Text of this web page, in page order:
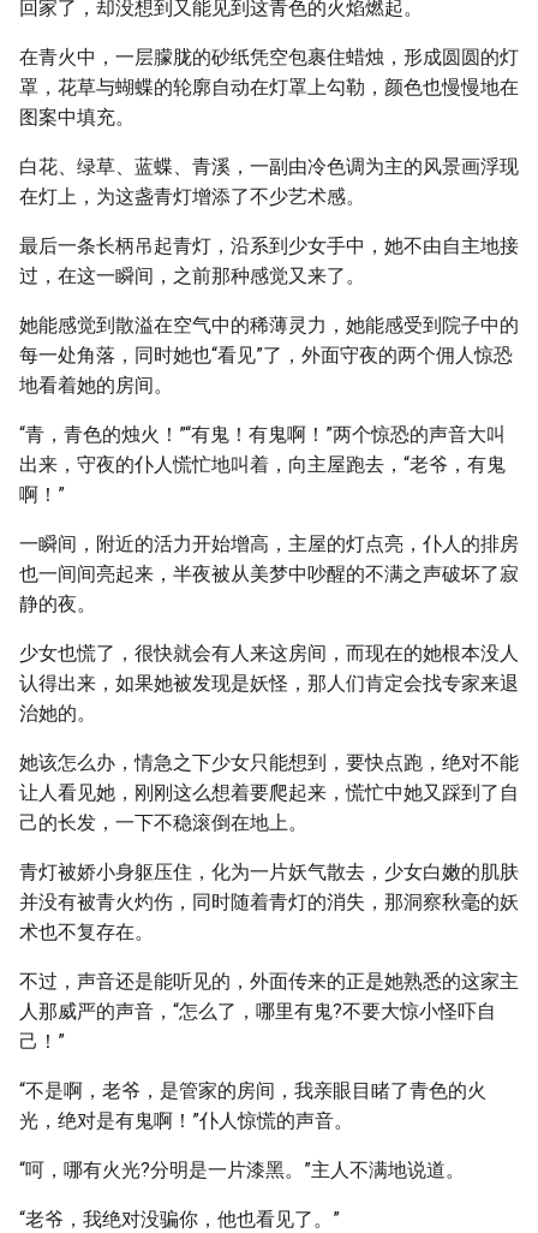
回家了，却没想到又能见到这青色的火焰燃起。
在青火中，一层朦胧的砂纸凭空包裹住蜡烛，形成圆圆的灯
罩，花草与蝴蝶的轮廓自动在灯罩上勾勒，颜色也慢慢地在
图案中填充。
白花、绿草、蓝蝶、青溪，一副由冷色调为主的风景画浮现
在灯上，为这盏青灯增添了不少艺术感。
最后一条长柄吊起青灯，沿系到少女手中，她不由自主地接
过，在这一瞬间，之前那种感觉又来了。
她能感觉到散溢在空气中的稀薄灵力，她能感受到院子中的
每一处角落，同时她也“看见”了，外面守夜的两个佣人惊恐
地看着她的房间。
“青，青色的烛火！”“有鬼！有鬼啊！”两个惊恐的声音大叫
出来，守夜的仆人慌忙地叫着，向主屋跑去，“老爷，有鬼
啊！”
一瞬间，附近的活力开始增高，主屋的灯点亮，仆人的排房
也一间间亮起来，半夜被从美梦中吵醒的不满之声破坏了寂
静的夜。
少女也慌了，很快就会有人来这房间，而现在的她根本没人
认得出来，如果她被发现是妖怪，那人们肯定会找专家来退
治她的。
她该怎么办，情急之下少女只能想到，要快点跑，绝对不能
让人看见她，刚刚这么想着要爬起来，慌忙中她又踩到了自
己的长发，一下不稳滚倒在地上。
青灯被娇小身躯压住，化为一片妖气散去，少女白嫩的肌肤
并没有被青火灼伤，同时随着青灯的消失，那洞察秋毫的妖
术也不复存在。
不过，声音还是能听见的，外面传来的正是她熟悉的这家主
人那威严的声音，“怎么了，哪里有鬼?不要大惊小怪吓自
己！”
“不是啊，老爷，是管家的房间，我亲眼目睹了青色的火
光，绝对是有鬼啊！”仆人惊慌的声音。
“呵，哪有火光?分明是一片漆黑。”主人不满地说道。
“老爷，我绝对没骗你，他也看见了。”